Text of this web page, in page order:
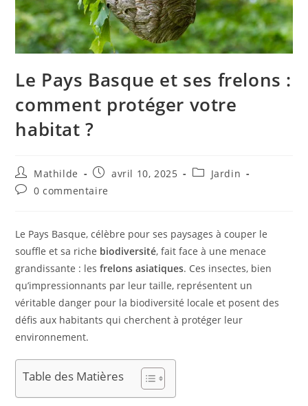
Le Pays Basque et ses frelons :
comment protéger votre
habitat ?
Mathilde avril 10, 2025
Jardin
0 commentaire
Le Pays Basque, célèbre pour ses paysages à couper le
souffle et sa riche biodiversité, fait face à une menace
grandissante : lesfrelons asiatiques. Ces insectes, bien
qu’impressionnants par leur taille, représentent un
véritable danger pour la biodiversité locale et posent des
défis aux habitants qui cherchent à protéger leur
environnement.
Table des Matières